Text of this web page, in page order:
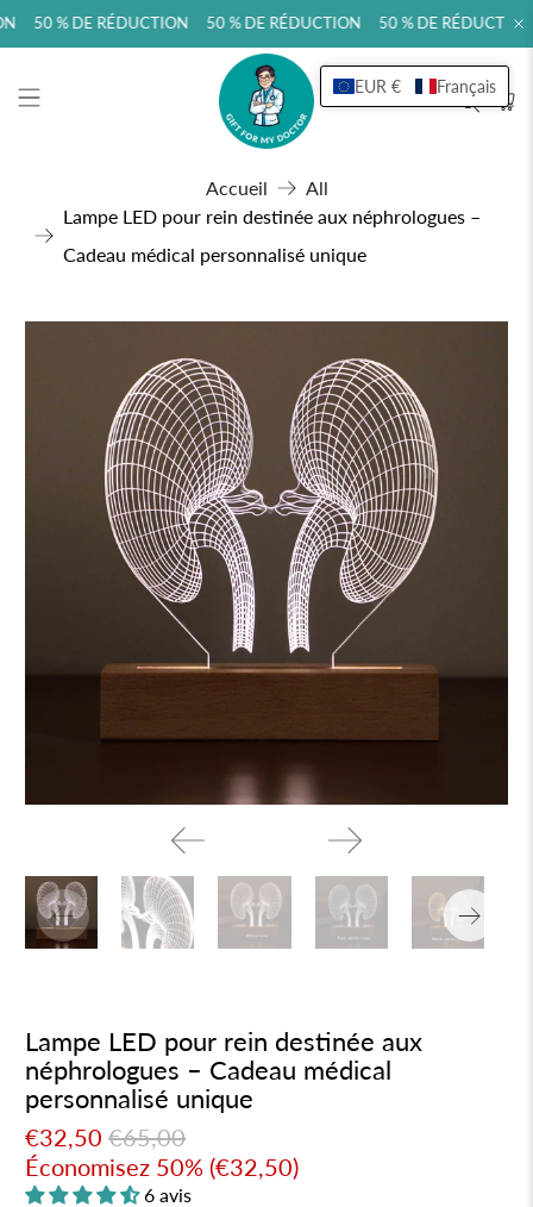
50 % DE RÉDUCTION 50 % DE RÉDUCTION 50 % DE
Accueil
All
Lampe LED pour rein destinée aux néphrologues –
Cadeau médical personnalisé unique
Lampe LED pour rein destinée aux
néphrologues – Cadeau médical
personnalisé unique
€32,50 €65,00
Économisez 50% (€32,50)
6 avis
EUR € Français